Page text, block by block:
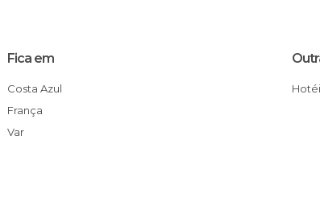
Fica em
Costa Azul
França
Var